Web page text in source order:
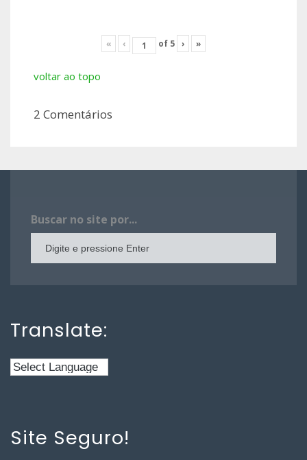
« ‹ of 5 › »
voltar ao topo
2 Comentários
Buscar no site por...
Translate:
Site Seguro!